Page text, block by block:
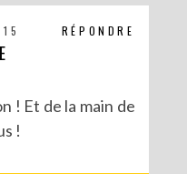
RÉPONDRE
! Et de la main de
!